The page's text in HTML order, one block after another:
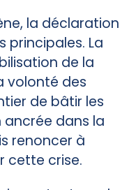
la déclaration
principales. La
de la
volonté des
de bâtir les
dans la
renoncer à
cette crise.